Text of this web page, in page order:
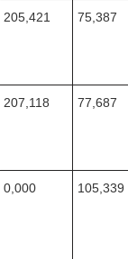
205,421 75,387
207,118 77,687
0,000 105,339